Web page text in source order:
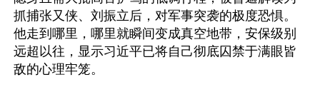
抓捕张又侠、刘振立后，对军事突袭的极度恐惧。
他走到哪里，哪里就瞬间变成真空地带，安保级别
远超以往，显示习近平已将自己彻底囚禁于满眼皆
敌的心理牢笼。